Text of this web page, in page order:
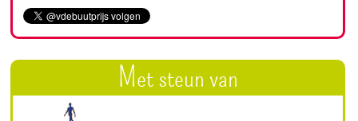
Met steun van